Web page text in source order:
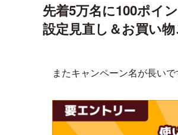
先着5万名に100ポイ
設定見直し＆お買い
またキャンペーン名が長いで